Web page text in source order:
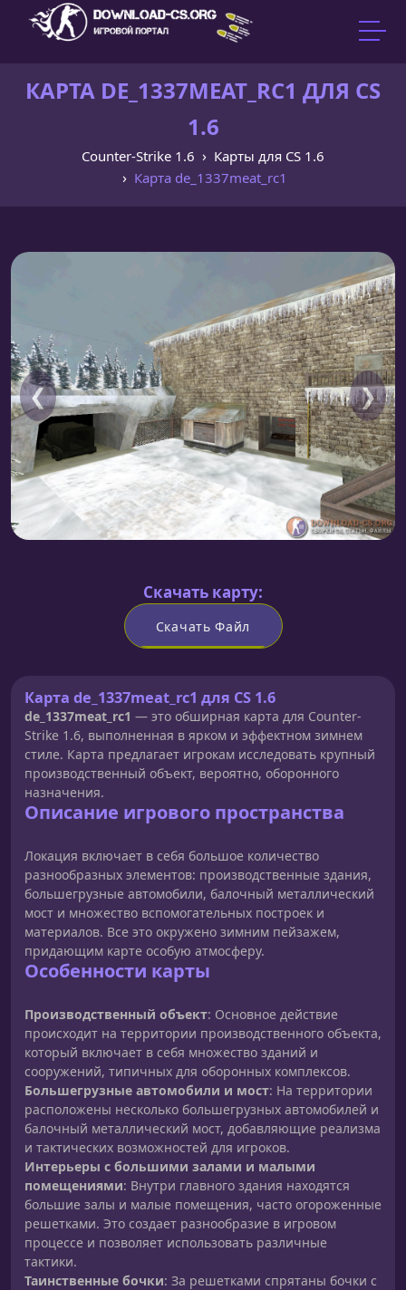
КАРТА DE_1337MEAT_RC1 ДЛЯ CS
1.6
Counter-Strike 1.6
Карты для CS 1.6
Карта de_1337meat_rc1
❮ ❯
Скачать карту:
Скачать Файл
Карта de_1337meat_rc1 для CS 1.6
de_1337meat_rc1 — это обширная карта для Counter-
Strike 1.6, выполненная в ярком и эффектном зимнем
стиле. Карта предлагает игрокам исследовать крупный
производственный объект, вероятно, оборонного
назначения.
Описание игрового пространства
Локация включает в себя большое количество
разнообразных элементов: производственные здания,
большегрузные автомобили, балочный металлический
мост и множество вспомогательных построек и
материалов. Все это окружено зимним пейзажем,
придающим карте особую атмосферу.
Особенности карты
Производственный объект: Основное действие
происходит на территории производственного объекта,
который включает в себя множество зданий и
сооружений, типичных для оборонных комплексов.
Большегрузные автомобили и мост: На территории
расположены несколько большегрузных автомобилей и
балочный металлический мост, добавляющие реализма
и тактических возможностей для игроков.
Интерьеры с большими залами и малыми
помещениями: Внутри главного здания находятся
большие залы и малые помещения, часто огороженные
решетками. Это создает разнообразие в игровом
процессе и позволяет использовать различные
тактики.
Таинственные бочки: За решетками спрятаны бочки с